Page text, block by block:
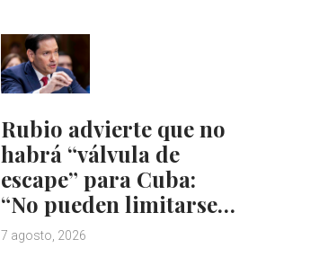
Rubio advierte que no
habrá “válvula de
escape” para Cuba:
“No pueden limitarse…
7 agosto, 2026